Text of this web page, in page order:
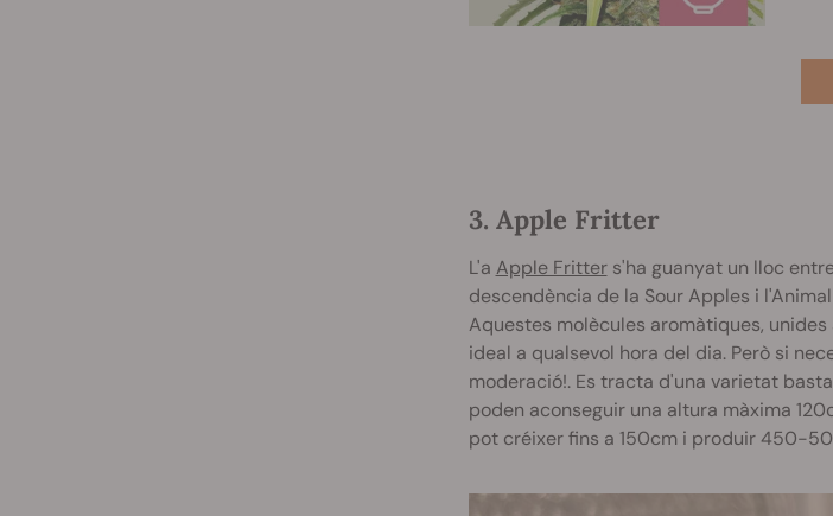
3. Apple Fritter
L'a Apple Fritters'ha guanyat un lloc
descendència de la Sour Apples i
Aquestes molècules aromàtiques,
ideal a qualsevol hora del dia. Però si
moderació!. Es tracta d'una varietat
poden aconseguir una altura màxima
pot créixer fins a 150cm i produir 450-